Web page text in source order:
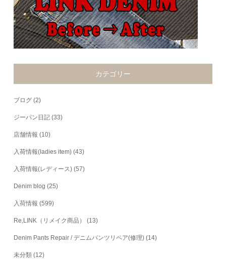
カテゴリー
ブログ (2)
ジーパン日記 (33)
店舗情報 (10)
入荷情報(ladies item) (43)
入荷情報(レディース) (57)
Denim blog (25)
入荷情報 (599)
Re,LINK（リメイク商品） (13)
Denim Pants Repair / デニムパンツリペア(修理) (14)
未分類 (12)